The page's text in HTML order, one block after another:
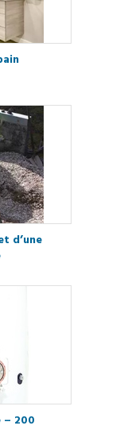
d’une
– 200